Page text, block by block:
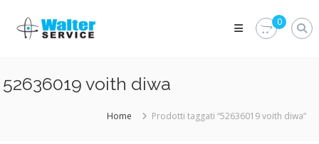
content
Walter
Service
parti
0
52636019 voith diwa
Home Prodotti taggati “52636019 voith diwa”